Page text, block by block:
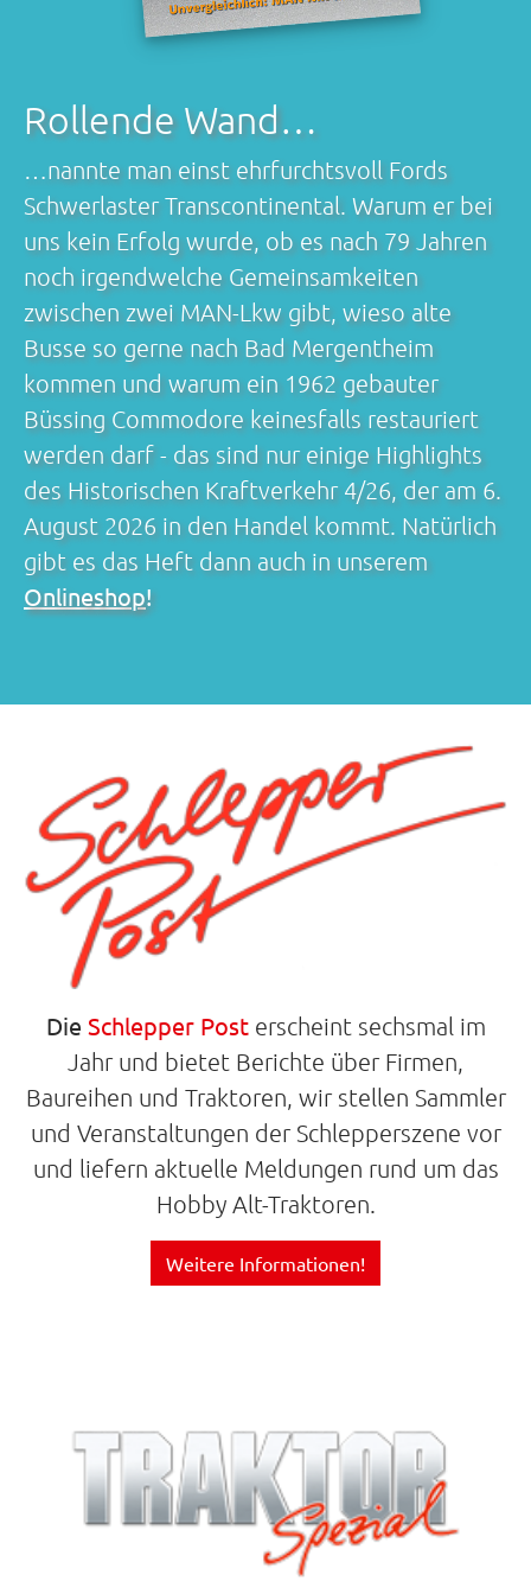
Rollende Wand…
…nannte man einst ehrfurchtsvoll Fords
Schwerlaster Transcontinental. Warum er bei
uns kein Erfolg wurde, ob es nach 79 Jahren
noch irgendwelche Gemeinsamkeiten
zwischen zwei MAN-Lkw gibt, wieso alte
Busse so gerne nach Bad Mergentheim
kommen und warum ein 1962 gebauter
Büssing Commodore keinesfalls restauriert
werden darf - das sind nur einige Highlights
des Historischen Kraftverkehr 4/26, der am 6.
August 2026 in den Handel kommt. Natürlich
gibt es das Heft dann auch in unserem
Onlineshop!
Die Schlepper Posterscheint sechsmal im
Jahr und bietet Berichte über Firmen,
Baureihen und Traktoren, wir stellen Sammler
und Veranstaltungen der Schlepperszene vor
und liefern aktuelle Meldungen rund um das
Hobby Alt-Traktoren.
Weitere Informationen!